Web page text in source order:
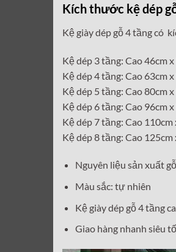
Kích thước kệ dép
Kệ giày dép gỗ 4 tầng có
Kệ dép 3 tầng: Cao 46cm
Kệ dép 4 tầng: Cao 63cm
Kệ dép 5 tầng: Cao 80cm
Kệ dép 6 tầng: Cao 96cm
Kệ dép 7 tầng: Cao 110cm
Kệ dép 8 tầng: Cao 125cm
Nguyên liệu sản xuất
Màu sắc: tự nhiên
Kệ giày dép gỗ 4 tầng
Giao hàng nhanh siêu